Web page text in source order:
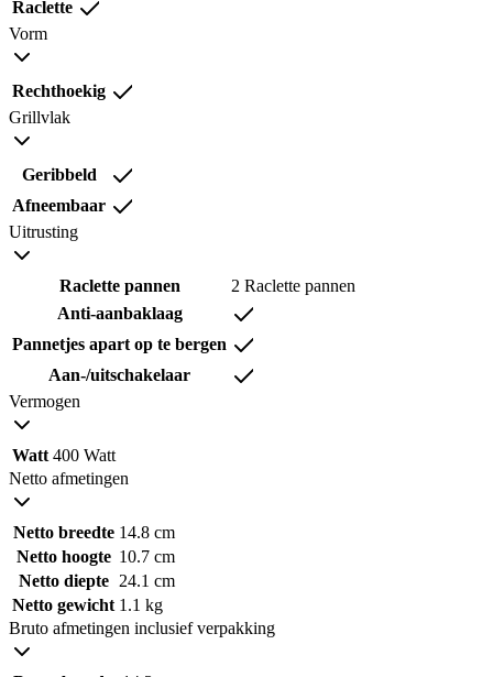
Raclette
Vorm
Rechthoekig
Grillvlak
Geribbeld
Afneembaar
Uitrusting
Raclette pannen
2 Raclette pannen
Anti-aanbaklaag
Pannetjes apart op te bergen
Aan-/uitschakelaar
Vermogen
Watt 400 Watt
Netto afmetingen
Netto breedte 14.8 cm
Netto hoogte 10.7 cm
Netto diepte
24.1 cm
Netto gewicht 1.1 kg
Bruto afmetingen inclusief verpakking